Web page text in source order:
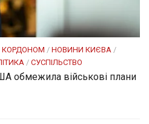
КОРДОНОМ / НОВИНИ КИЄВА /
/ СУСПІЛЬСТВО
обмежила військові плани